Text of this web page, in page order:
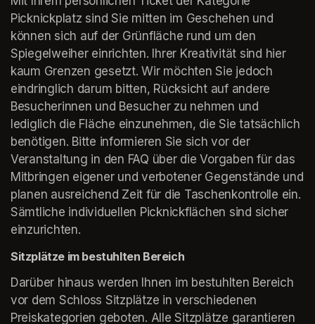
Picknickplatz sind Sie mitten im Geschehen und
können sich auf der Grünfläche rund um den
Spiegelweiher einrichten. Ihrer Kreativität sind hier
kaum Grenzen gesetzt. Wir möchten Sie jedoch
eindringlich darum bitten, Rücksicht auf andere
Besucherinnen und Besucher zu nehmen und
lediglich die Fläche einzunehmen, die Sie tatsächlich
benötigen. Bitte informieren Sie sich vor der
Veranstaltung in den FAQ über die Vorgaben für das
Mitbringen eigener und verbotener Gegenstände und
planen ausreichend Zeit für die Taschenkontrolle ein.
Sämtliche individuellen Picknickflächen sind sicher
einzurichten.
Sitzplätze im bestuhlten Bereich
Darüber hinaus werden Ihnen im bestuhlten Bereich
vor dem Schloss Sitzplätze in verschiedenen
Preiskategorien geboten. Alle Sitzplätze garantieren